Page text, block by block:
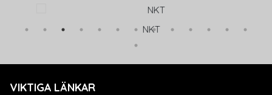
NKT
VIKTIGA LÄNKAR